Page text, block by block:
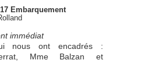
Embarquement
immédiat
nous ont encadrés :
Mme Balzan et